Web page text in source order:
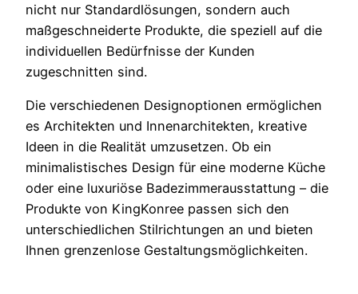
nicht nur Standardlösungen, sondern auch
maßgeschneiderte Produkte, die speziell auf die
individuellen Bedürfnisse der Kunden
zugeschnitten sind.
Die verschiedenen Designoptionen ermöglichen
es Architekten und Innenarchitekten, kreative
Ideen in die Realität umzusetzen. Ob ein
minimalistisches Design für eine moderne Küche
oder eine luxuriöse Badezimmerausstattung – die
Produkte von KingKonree passen sich den
unterschiedlichen Stilrichtungen an und bieten
Ihnen grenzenlose Gestaltungsmöglichkeiten.